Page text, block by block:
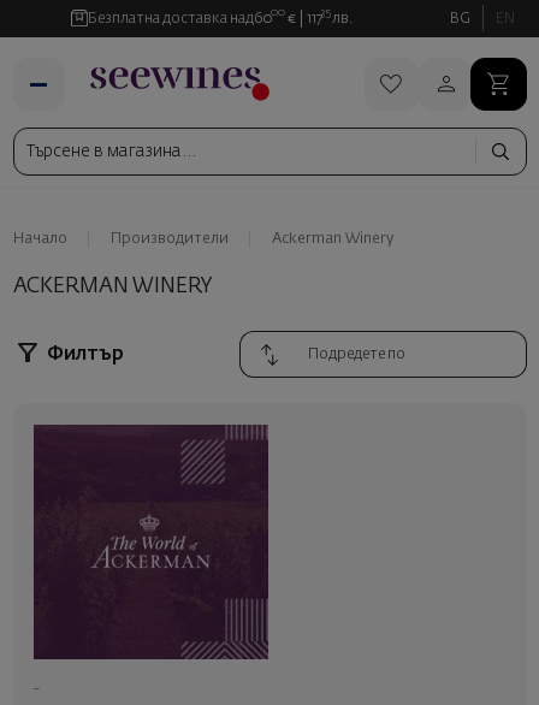
Безплатна доставка над6000 € 11735 лв. BG EN
Начало Производители Ackerman Winery
ACKERMAN WINERY
Филтър
-